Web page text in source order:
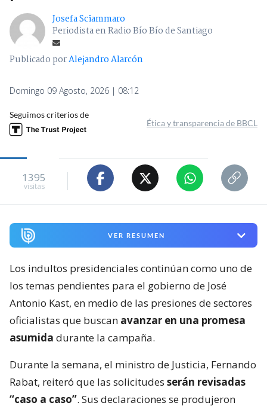
Josefa Sciammaro
Periodista en Radio Bío Bío de Santiago
Publicado porAlejandro Alarcón
Domingo 09 Agosto, 2026 | 08:12
Seguimos criterios de
Ética y transparencia de BBCL
1395
visitas
VER RESUMEN
Los indultos presidenciales continúan como uno de
los temas pendientes para el gobierno de José
Antonio Kast, en medio de las presiones de sectores
oficialistas que buscan avanzar en una promesa
asumida durante la campaña.
Durante la semana, el ministro de Justicia, Fernando
Rabat, reiteró que las solicitudes serán revisadas
“caso a caso”. Sus declaraciones se produjeron